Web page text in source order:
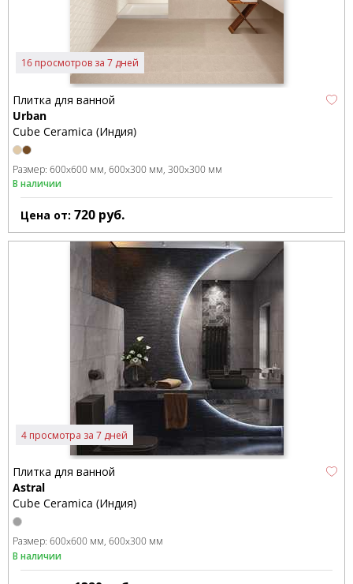
16 просмотров за 7 дней
Плитка для ванной
Urban
Cube Ceramica (Индия)
Размер: 600x600 мм 600x300 мм 300x300 мм
В наличии
Цена от: 720 руб.
4 просмотра за 7 дней
Плитка для ванной
Astral
Cube Ceramica (Индия)
Размер: 600x600 мм 600x300 мм
В наличии